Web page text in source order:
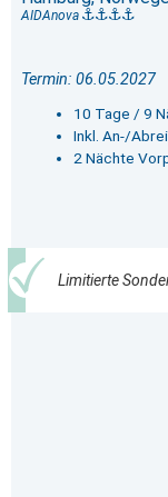
AIDAnova
Termin: 06.05.2027
10 Tage / 9
Inkl. An-/
2 Nächte
Limitierte